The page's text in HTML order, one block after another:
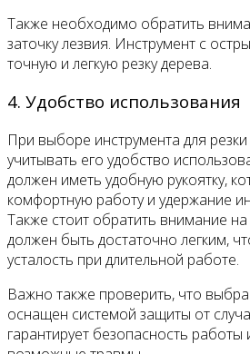
Также необходимо обратить
заточку лезвия. Инструмент с
точную и легкую резку дерева.
4. Удобство использования
При выборе инструмента для
учитывать его удобство
должен иметь удобную рукоятку,
комфортную работу и удержание
Также стоит обратить внимание
должен быть достаточно легким,
усталость при длительной работе.
Важно также проверить, что
оснащен системой защиты от
гарантирует безопасность